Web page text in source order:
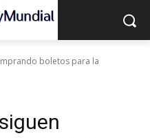
boletos para la